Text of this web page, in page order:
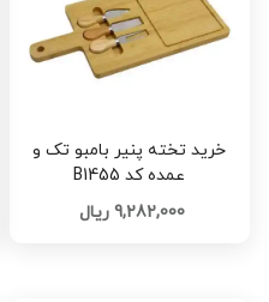
خرید تخته پنیر بامبو تک و
عمده کد B1455
9,282,000 ریال